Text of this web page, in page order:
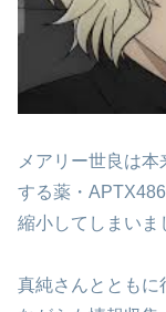
メアリー世良は
する薬・
縮小してしまいま
真純さんとともに